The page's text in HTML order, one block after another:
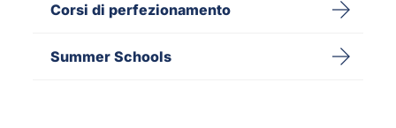
Corsi di perfezionamento
Summer Schools